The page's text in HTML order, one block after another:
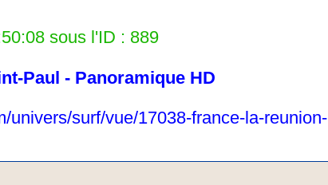
sous l'ID : 889
Paul - Panoramique HD
univers/surf/vue/17038-france-la-reunion-